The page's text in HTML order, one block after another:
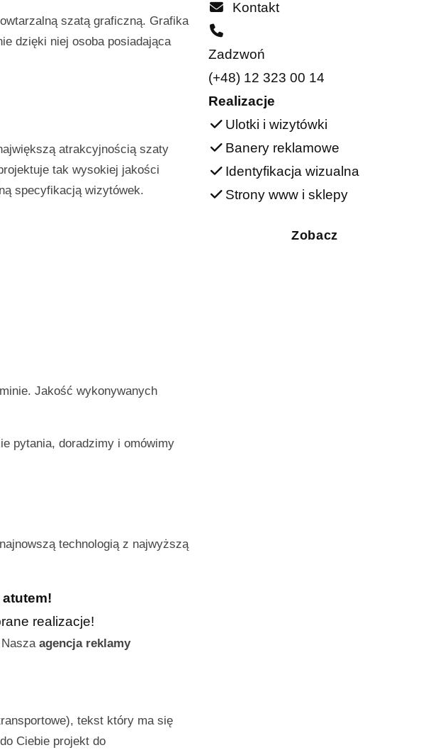
szatą graficzną. Grafika
dzięki niej osoba posiadająca
atrakcyjnością szaty
tak wysokiej jakości
specyfikacją wizytówek.
Jakość wykonywanych
pytania, doradzimy i omówimy
technologią z najwyższą
realizacje!
agencja reklamy
tekst który ma się
Ciebie projekt do
Kontakt
Zadzwoń
(+48) 12 323 00 14
Realizacje
Ulotki i wizytówki
Banery reklamowe
Identyfikacja wizualna
Strony www i sklepy
Zobacz